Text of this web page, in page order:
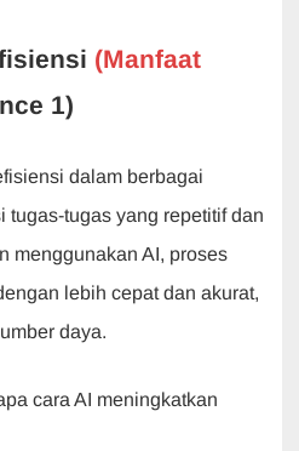
(Manfaat
1)
dalam berbagai
tugas-tugas yang repetitif dan
menggunakan AI, proses
lebih cepat dan akurat,
daya.
cara AI meningkatkan